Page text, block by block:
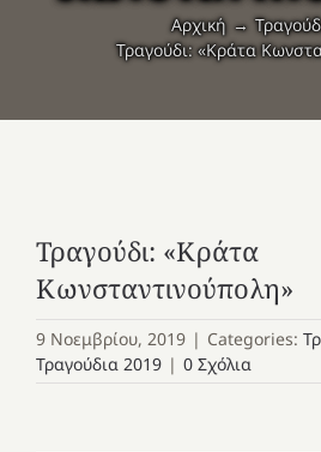
Αρχική
Τραγούδι: «Κράτα
Τραγούδι: «Κράτα
Κωνσταντινούπολη»
9 Νοεμβρίου, 2019 | Categories:
Τραγούδια 2019 | 0 Σχόλια